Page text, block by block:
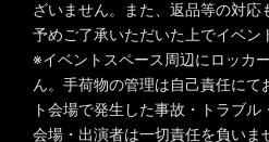
ざいません。また、返品等の対応
予めご了承いただいた上でイベン
※イベントスペース周辺にロッカ
ん。手荷物の管理は自己責任にて
ト会場で発生した事故・トラブル
会場・出演者は一切責任を負いま